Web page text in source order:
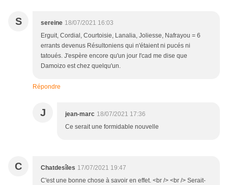
S sereine 18/07/2021 16:03
Erguit, Cordial, Courtoisie, Lanalia, Joliesse, Nafrayou = 6
errants devenus Résultoniens qui n'étaient ni pucés ni
tatoués. J'espère encore qu'un jour I'cad me dise que
Damoizo est chez quelqu'un.
Répondre
J jean-marc 18/07/2021 17:36
Ce serait une formidable nouvelle
C Chatdesîles 17/07/2021 19:47
C'est une bonne chose à savoir en effet. <br /> <br /> Serait-